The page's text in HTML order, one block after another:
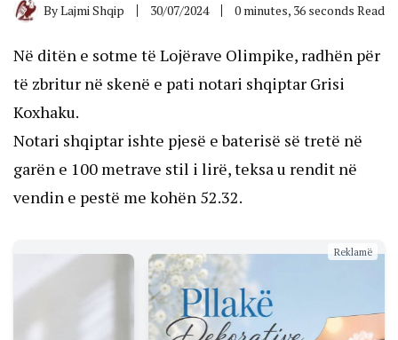
ByLajmi Shqip 30/07/2024 0 minutes, 36 seconds Read
Në ditën e sotme të Lojërave Olimpike, radhën për
të zbritur në skenë e pati notari shqiptar Grisi
Koxhaku.
Notari shqiptar ishte pjesë e baterisë së tretë në
garën e 100 metrave stil i lirë, teksa u rendit në
vendin e pestë me kohën 52.32.
Reklamë